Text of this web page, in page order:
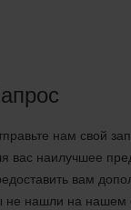
нам свой
вас наилучшее
вам
не нашли на нашем